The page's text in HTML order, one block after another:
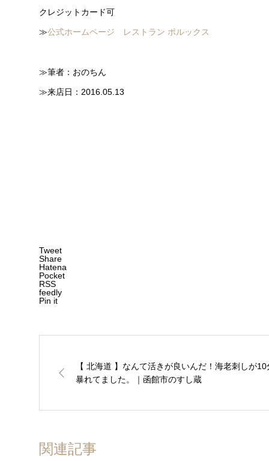
クレジットカード可
≫公式ホームページ レストラン ポルックス
≫筆者：おのちん
≫来店日：2016.05.13
Tweet
Share
Hatena
Pocket
RSS
feedly
Pin it
【 北海道 】なんて活きが良いんだ！海老刺しが10
暴れてました。｜函館市のすし蔵
関連記事